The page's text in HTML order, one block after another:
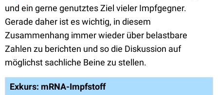
und ein gerne genutztes Ziel vieler Impfgegner.
Gerade daher ist es wichtig, in diesem
Zusammenhang immer wieder über belastbare
Zahlen zu berichten und so die Diskussion auf
möglichst sachliche Beine zu stellen.
Exkurs: mRNA-Impfstoff